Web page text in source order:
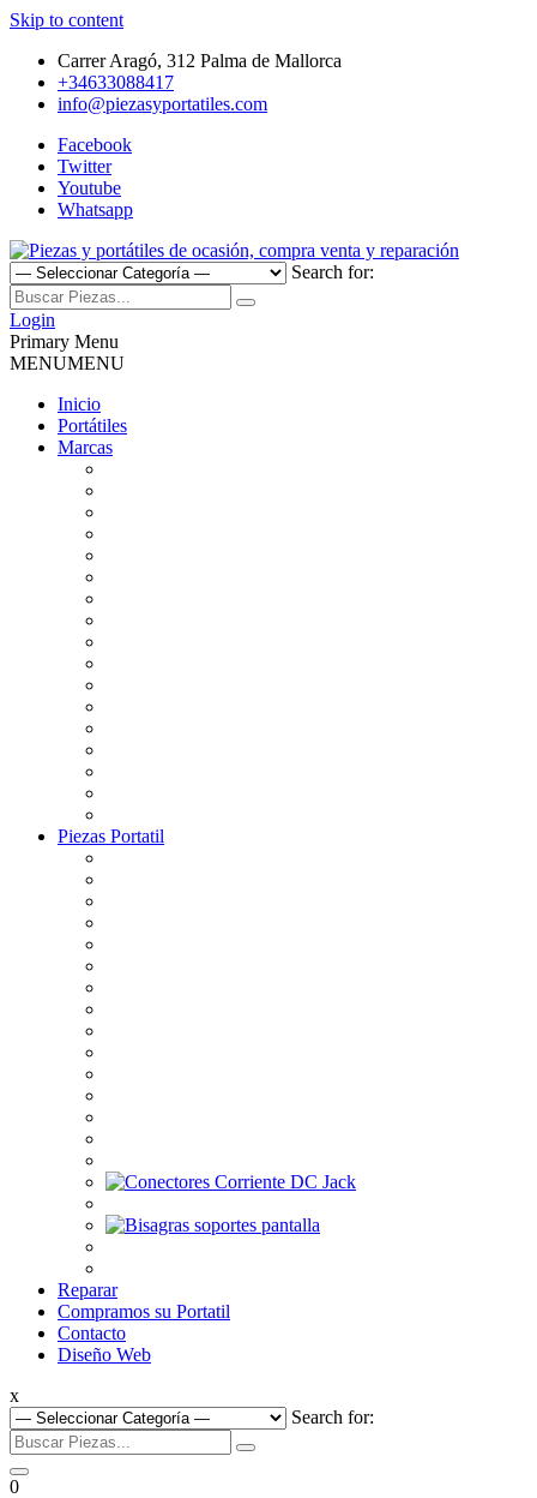
Skip to content
Carrer Aragó, 312 Palma de Mallorca
+34633088417
info@piezasyportatiles.com
Facebook
Twitter
Youtube
Whatsapp
Piezas y portátiles de ocasión,
compra venta y reparación
Todo lo que necesitas para reparar tu portatil, Pantallas, Teclas,
Teclados, Baterías, Carcasas, Placas, Gráficas, Procesadores,
Ventiladores
Search for:
Login
Primary Menu
MENUMENU
Inicio
Portátiles
Marcas
Piezas Portatil
Reparar
Compramos su Portatil
Contacto
Diseño Web
x
Search for:
0